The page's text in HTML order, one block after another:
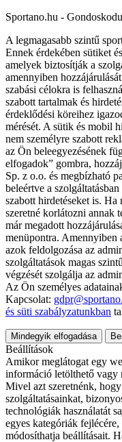
Sportano.hu -
A legmagasabb szintű
Ennek érdekében sütiket
amelyek biztosítják a
amennyiben
szabási célokra is
szabott tartalmak és
érdeklődési köreihez
mérését. A sütik és mobil
nem személyre szabott
az Ön beleegyezésének
elfogadok” gombra,
Sp. z o.o. és megbízható
beleértve a
szabott hirdetéseket is. Ha
szeretné korlátozni annak
már megadott
menüpontra. Amennyiben
azok feldolgozása az
szolgáltatások magas
végzését szolgálja az
Az Ön személyes
Kapcsolat:
és süti szabályzatunkban
Mindegyik elfogadása
Beállítások
Amikor meglátogat egy
információ letölthető vagy
Mivel azt szeretnénk,
szolgáltatásainkat,
technológiák használatát
egyes kategóriák
módosíthatja beállításait.